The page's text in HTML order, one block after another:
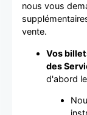
nous vous
vente.
Vos
des
d'abord